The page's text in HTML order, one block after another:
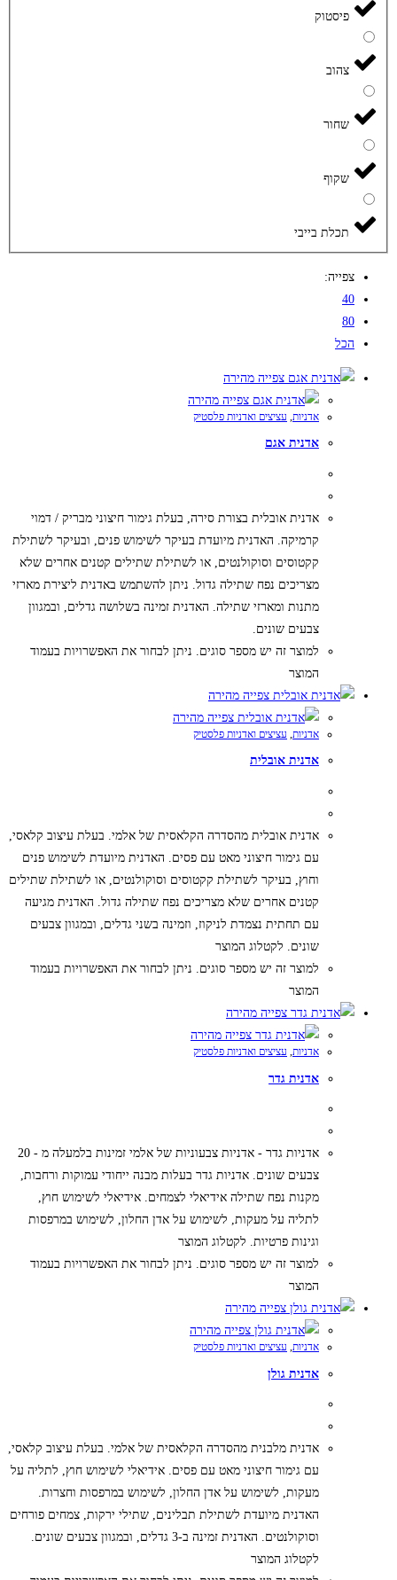
פיסטוק
צהוב
שחור
שקוף
תכלת בייבי
צפייה:
40
80
הכל
צפייה מהירה
צפייה מהירה
אדניות עציצים ואדניות פלסטיק
אדנית אגם
אדנית אובלית בצורת סירה, בעלת גימור חיצוני מבריק / דמוי
קרמיקה. האדנית מיועדת בעיקר לשימוש פנים, ובעיקר לשתילת
קקטוסים וסוקולנטים, או לשתילת שתילים קטנים אחרים שלא
מצריכים נפח שתילה גדול. ניתן להשתמש באדנית ליצירת מארזי
מתנות ומארזי שתילה. האדנית זמינה בשלושה גדלים, ובמגוון
צבעים שונים.
למוצר זה יש מספר סוגים. ניתן לבחור את האפשרויות בעמוד
המוצר
צפייה מהירה
צפייה מהירה
אדניות, עציצים ואדניות פלסטיק
אדנית אובלית
אדנית אובלית מהסדרה הקלאסית של אלמי. בעלת עיצוב קלאסי,
עם גימור חיצוני מאט עם פסים. האדנית מיועדת לשימוש פנים
וחוץ, בעיקר לשתילת קקטוסים וסוקולנטים, או לשתילת שתילים
קטנים אחרים שלא מצריכים נפח שתילה גדול. האדנית מגיעה
עם תחתית נצמדת לניקוז, וזמינה בשני גדלים, ובמגוון צבעים
שונים. לקטלוג המוצר
למוצר זה יש מספר סוגים. ניתן לבחור את האפשרויות בעמוד
המוצר
צפייה מהירה
צפייה מהירה
אדניות, עציצים ואדניות פלסטיק
אדנית גדר
אדניות גדר - אדניות צבעוניות של אלמי זמינות בלמעלה מ - 20
צבעים שונים. אדניות גדר בעלות מבנה ייחודי עמוקות ורחבות,
מקנות נפח שתילה אידיאלי לצמחים. אידיאלי לשימוש חוץ,
לתליה על מעקות, לשימוש על אדן החלון, לשימוש במרפסות
וגינות פרטיות. לקטלוג המוצר
למוצר זה יש מספר סוגים. ניתן לבחור את האפשרויות בעמוד
המוצר
צפייה מהירה
צפייה מהירה
אדניות, עציצים ואדניות פלסטיק
אדנית גולן
אדנית מלבנית מהסדרה הקלאסית של אלמי. בעלת עיצוב קלאסי,
עם גימור חיצוני מאט עם פסים. אידיאלי לשימוש חוץ, לתליה על
מעקות, לשימוש על אדן החלון, לשימוש במרפסות וחצרות.
האדנית מיועדת לשתילת תבלינים, שתילי ירקות, צמחים פורחים
וסוקולנטים. האדנית זמינה ב-3 גדלים, ובמגוון צבעים שונים.
לקטלוג המוצר